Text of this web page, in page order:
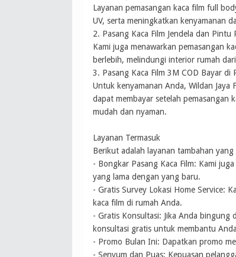
Layanan pemasangan kaca film full
UV, serta meningkatkan kenyamanan
2. Pasang Kaca Film Jendela dan Pintu
Kami juga menawarkan pemasangan
berlebih, melindungi interior rumah
3. Pasang Kaca Film 3M COD Bayar di
Untuk kenyamanan Anda, Wildan Jaya
dapat membayar setelah pemasangan
mudah dan nyaman.
Layanan Termasuk
Berikut adalah layanan tambahan
- Bongkar Pasang Kaca Film: Kami
yang lama dengan yang baru.
- Gratis Survey Lokasi Home Service:
kaca film di rumah Anda.
- Gratis Konsultasi: Jika Anda bingung
konsultasi gratis untuk membantu
- Promo Bulan Ini: Dapatkan promo
- Senyum dan Puas: Kepuasan